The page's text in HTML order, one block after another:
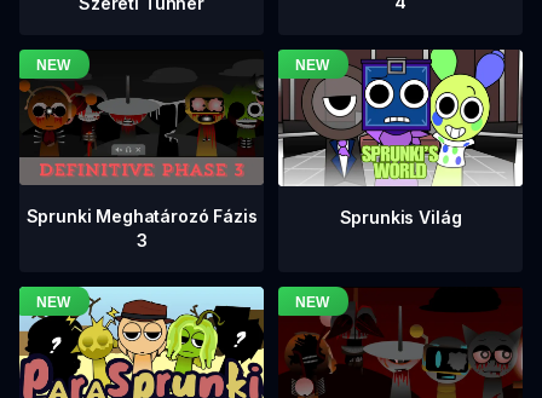
Sprunki Meghatározó Fázis
3
Sprunkis Világ